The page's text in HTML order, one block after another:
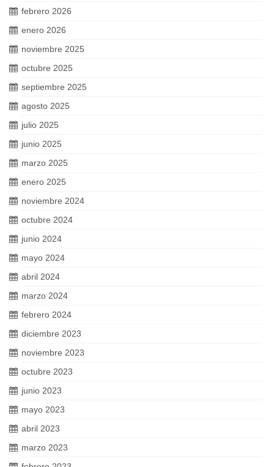
febrero 2026
enero 2026
noviembre 2025
octubre 2025
septiembre 2025
agosto 2025
julio 2025
junio 2025
marzo 2025
enero 2025
noviembre 2024
octubre 2024
junio 2024
mayo 2024
abril 2024
marzo 2024
febrero 2024
diciembre 2023
noviembre 2023
octubre 2023
junio 2023
mayo 2023
abril 2023
marzo 2023